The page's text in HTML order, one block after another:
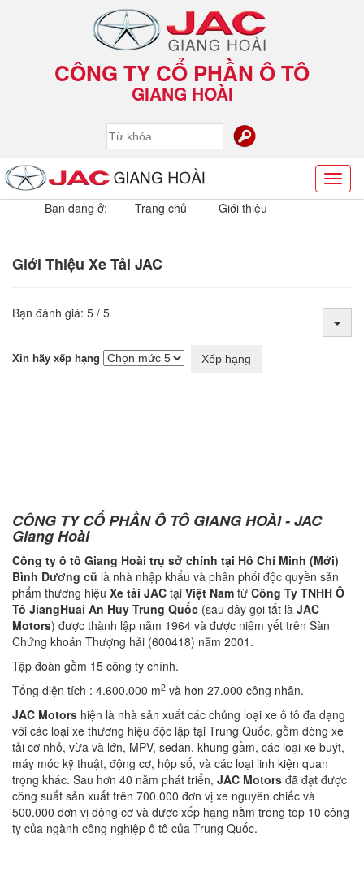
CÔNG TY CỔ PHẦN Ô TÔ
GIANG HOÀI
Bạn đang ở: Trang chủ Giới thiệu
Giới Thiệu Xe Tải JAC
Bạn đánh giá: 5 / 5
Xin hãy xếp hạng
CÔNG TY CỔ PHẦN Ô TÔ GIANG HOÀI - JAC
Giang Hoài
Công ty ô tô Giang Hoài trụ sở chính tại Hồ Chí Minh (Mới)
Bình Dương cũ là nhà nhập khẩu và phân phối độc quyền sản
phẩm thương hiệu Xe tải JAC tại Việt Nam từ Công Ty TNHH Ô
Tô JiangHuai An Huy Trung Quốc (sau đây gọi tắt là JAC
Motors) được thành lập năm 1964 và được niêm yết trên Sàn
Chứng khoán Thượng hải (600418) năm 2001.
Tập đoàn gồm 15 công ty chính.
Tổng diện tích : 4.600.000 m2 và hơn 27.000 công nhân.
JAC Motors hiện là nhà sản xuất các chủng loại xe ô tô đa dạng
với các loại xe thương hiệu độc lập tại Trung Quốc, gồm dòng xe
tải cỡ nhỏ, vừa và lớn, MPV, sedan, khung gầm, các loại xe buýt,
máy móc kỹ thuật, động cơ, hộp số, và các loại linh kiện quan
trọng khác. Sau hơn 40 năm phát triển, JAC Motors đã đạt được
công suất sản xuất trên 700.000 đơn vị xe nguyên chiếc và
500.000 đơn vị động cơ và được xếp hạng nằm trong top 10 công
ty của ngành công nghiệp ô tô của Trung Quốc.